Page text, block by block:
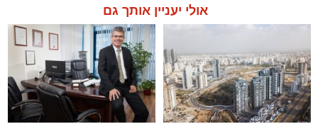
אולי יעניין אותך גם